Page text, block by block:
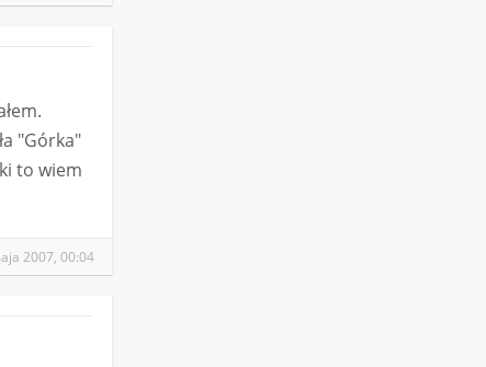
"Górka"
to wiem
2007, 00:04